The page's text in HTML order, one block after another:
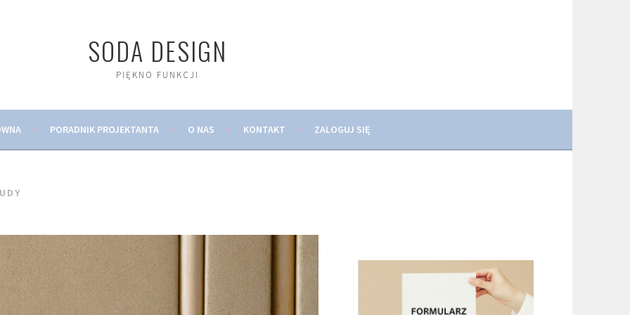
SODA DESIGN
PIĘKNO FUNKCJI
PORADNIK PROJEKTANTA O NAS KONTAKT ZALOGUJ SIĘ